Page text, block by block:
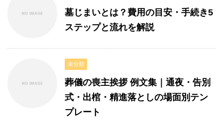
墓じまいとは？費用の目安・手続き5
ステップと流れを解説
未分類
葬儀の喪主挨拶 例文集｜通夜・告別
式・出棺・精進落としの場面別テン
プレート